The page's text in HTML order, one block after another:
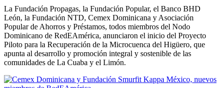
La Fundación Propagas, la Fundación Popular, el Banco BHD
León, la Fundación NTD, Cemex Dominicana y Asociación
Popular de Ahorros y Préstamos, todos miembros del Nodo
Dominicano de RedEAmérica, anunciaron el inicio del Proyecto
Piloto para la Recuperación de la Microcuenca del Higüero, que
apunta al desarrollo y promoción integral y sostenible de las
comunidades de La Cuaba y el Limón.